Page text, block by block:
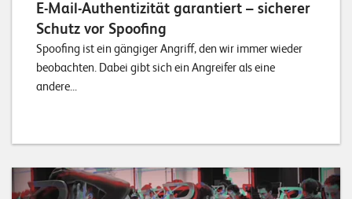
E-Mail-Authentizität garantiert – sicherer
Schutz vor Spoofing
Spoofing ist ein gängiger Angriff, den wir immer wieder
beobachten. Dabei gibt sich ein Angreifer als eine
andere...